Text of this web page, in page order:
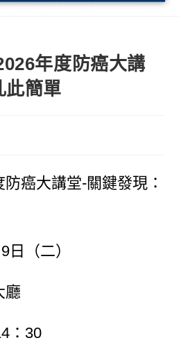
年度防癌大講
此簡單
癌大講堂-關鍵發現：
日（二）
廳
：30